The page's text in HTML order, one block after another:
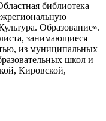
библиотека
Образование».
занимающиеся
из муниципальных
школ и
Кировской,